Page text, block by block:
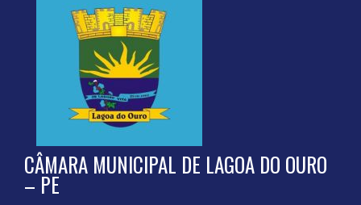
CÂMARA MUNICIPAL DE LAGOA DO OURO
– PE